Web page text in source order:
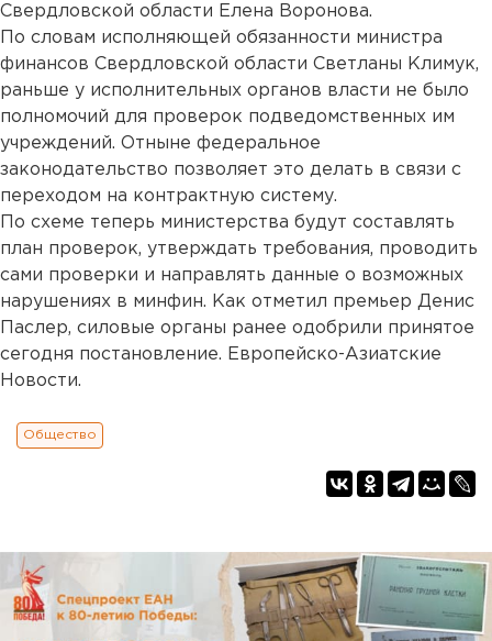
Свердловской области Елена Воронова.
По словам исполняющей обязанности министра
финансов Свердловской области Светланы Климук,
раньше у исполнительных органов власти не было
полномочий для проверок подведомственных им
учреждений. Отныне федеральное
законодательство позволяет это делать в связи с
переходом на контрактную систему.
По схеме теперь министерства будут составлять
план проверок, утверждать требования, проводить
сами проверки и направлять данные о возможных
нарушениях в минфин. Как отметил премьер Денис
Паслер, силовые органы ранее одобрили принятое
сегодня постановление. Европейско-Азиатские
Новости.
Общество